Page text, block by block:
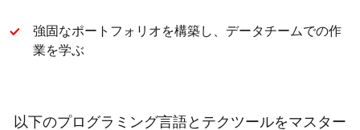
強固なポートフォリオを構築し、データチームでの作
業を学ぶ
以下のプログラミング言語とテクツールをマスター